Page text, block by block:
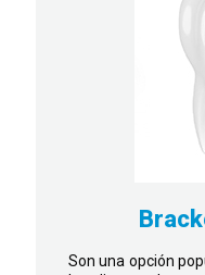
Son una opción